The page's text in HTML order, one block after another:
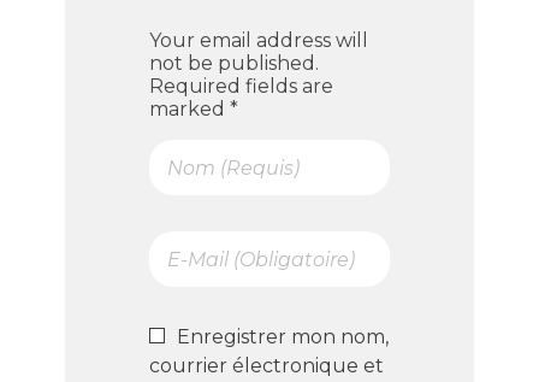
Your email address will
not be published.
Required fields are
marked *
Enregistrer mon nom,
courrier électronique et